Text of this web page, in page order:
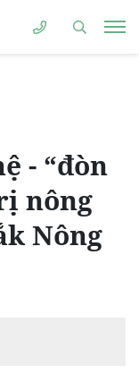
- “đòn
nông
Nông